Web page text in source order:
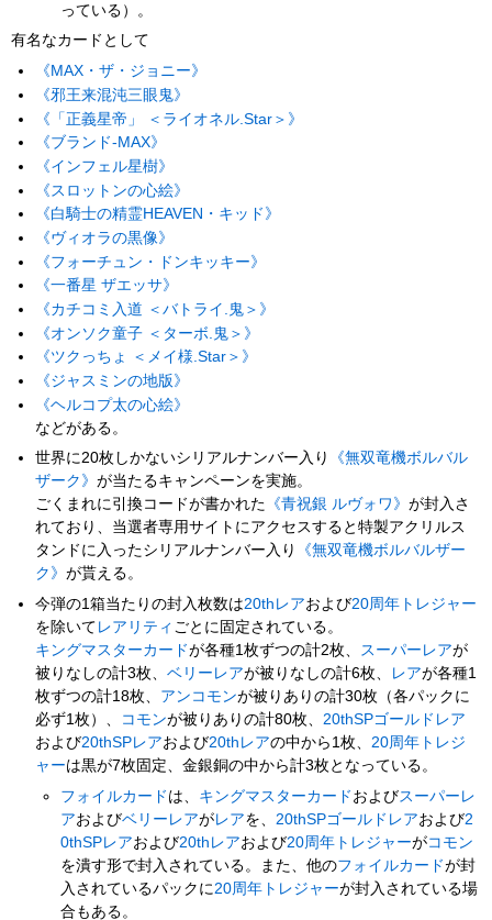
っている）。
有名なカードとして
《MAX・ザ・ジョニー》
《邪王来混沌三眼鬼》
《「正義星帝」 ＜ライオネル.Star＞》
《ブランド-MAX》
《インフェル星樹》
《スロットンの心絵》
《白騎士の精霊HEAVEN・キッド》
《ヴィオラの黒像》
《フォーチュン・ドンキッキー》
《一番星 ザエッサ》
《カチコミ入道 ＜バトライ.鬼＞》
《オンソク童子 ＜ターボ.鬼＞》
《ツクっちょ ＜メイ様.Star＞》
《ジャスミンの地版》
《ヘルコプ太の心絵》
などがある。
世界に20枚しかないシリアルナンバー入り
《無双竜機ボルバル
ザーク》が当たるキャンペーンを実施。
ごくまれに引換コードが書かれた 《青祝銀 ルヴォワ》が封入さ
れており、当選者専用サイトにアクセスすると特製アクリルス
タンドに入ったシリアルナンバー入り
《無双竜機ボルバルザー
ク》が貰える。
今弾の1箱当たりの封入枚数は20thレアおよび20周年トレジャー
を除いて レアリティ ごとに固定されている。
キングマスターカードが各種1枚ずつの計2枚、 スーパーレアが
被りなしの計3枚、ベリーレアが被りなしの計6枚、 レアが各種1
枚ずつの計18枚、 アンコモンが被りありの計30枚（各パックに
必ず1枚）、
コモンが被りありの計80枚、20thSPゴールドレア
および20thSPレアおよび20thレアの中から1枚、20周年トレジ
ャーは黒が7枚固定、金銀銅の中から計3枚となっている。
フォイルカード は、 キングマスターカード およびスーパーレ
アおよびベリーレアがレアを、20thSPゴールドレアおよび2
0thSPレアおよび20thレアおよび20周年トレジャーがコモン
を潰す形で封入されている。また、他のフォイルカードが封
入されているパックに20周年トレジャーが封入されている場
合もある。